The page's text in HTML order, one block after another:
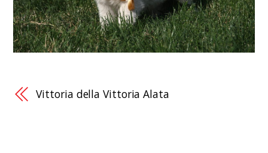
Vittoria della Vittoria Alata